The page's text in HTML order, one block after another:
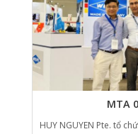
MTA
HUY NGUYEN Pte. tổ